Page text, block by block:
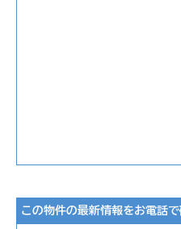
この物件の最新情報をお電話